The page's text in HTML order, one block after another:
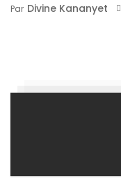
Par Divine Kananyet